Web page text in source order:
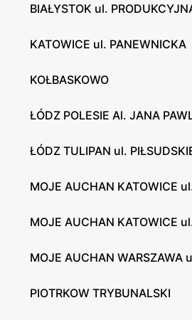
BIAŁYSTOK ul.
KATOWICE ul. PANEWNICKA
KOŁBASKOWO
ŁÓDZ POLESIE Al. JANA
ŁÓDZ TULIPAN ul.
MOJE AUCHAN KATOWICE
MOJE AUCHAN KATOWICE
MOJE AUCHAN WARSZAWA
PIOTRKOW TRYBUNALSKI